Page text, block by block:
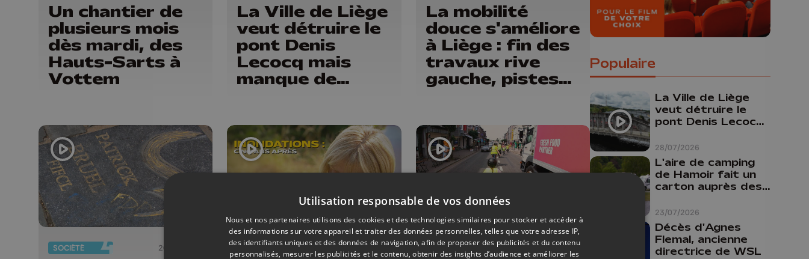
Un chantier de
plusieurs mois
dès mardi, des
Hauts-Sarts à
Vottem
La Ville de Liège
veut détruire le
pont Denis
Lecocq mais
manque de
La mobilité
douce s'améliore
à Liège : fin des
travaux rive
gauche, pistes
Guillemins...
SOCIÉTÉ 20/07/2026 INFOS 17/07/2026 DIVERS 10/07/2026
Populaire
28/07/2026
La Ville de Liège
veut détruire le
pont Denis Lecocq
budget pour le
faire
23/07/2026
L'aire de camping
de Hamoir fait un
carton auprès des
Décès d'Agnes
Flemal, ancienne
directrice de WSL
Utilisation responsable de vos données
Nous et nos partenaires utilisons des cookies et des technologies similaires pour stocker et accéder à
des informations sur votre appareil et traiter des données personnelles, telles que votre adresse IP,
des identifiants uniques et des données de navigation, afin de proposer des publicités et du contenu
personnalisés, mesurer les publicités et le contenu, obtenir des insights d’audience et améliorer les